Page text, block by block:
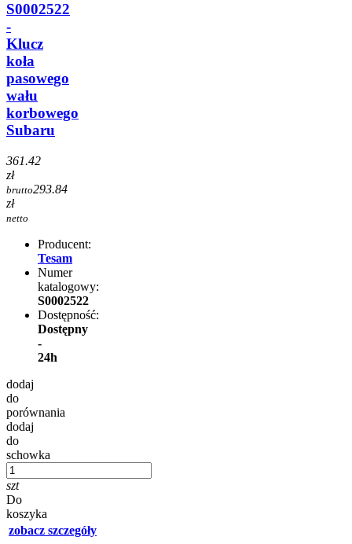
S0002522
-
Klucz
koła
pasowego
wału
korbowego
Subaru
361.42
zł
brutto293.84
zł
netto
Producent:
Tesam
Numer
katalogowy:
S0002522
Dostępność:
Dostępny
-
24h
dodaj
do
porównania
dodaj
do
schowka
szt
Do
koszyka
zobacz szczegóły